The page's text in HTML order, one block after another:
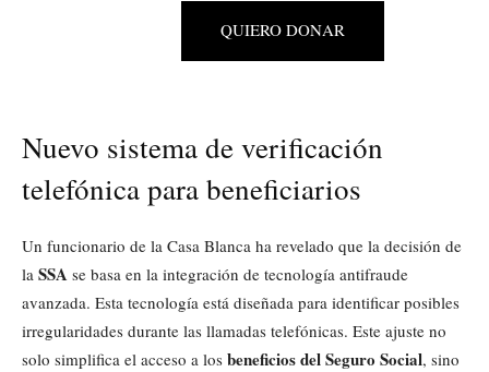
QUIERO DONAR
Nuevo sistema de verificación
telefónica para beneficiarios
Un funcionario de la Casa Blanca ha revelado que la decisión de
la SSA se basa en la integración de tecnología antifraude
avanzada. Esta tecnología está diseñada para identificar posibles
irregularidades durante las llamadas telefónicas. Este ajuste no
solo simplifica el acceso a los beneficios del Seguro Social, sino